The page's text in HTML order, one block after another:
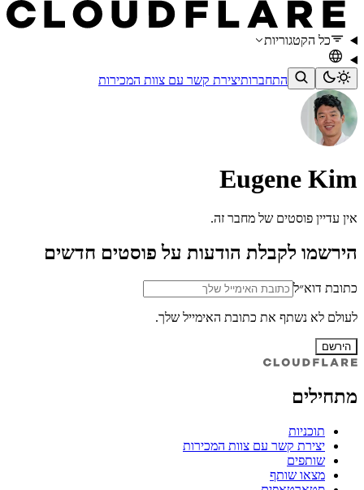
כל הקטגוריות
התחברותיצירת קשר עם צוות המכירות
Eugene Kim
אין עדיין פוסטים של מחבר זה.
הירשמו לקבלת הודעות על פוסטים חדשים
כתובת דוא״ל
לעולם לא נשתף את כתובת האימייל שלך.
הירשם
מתחילים
תוכניות
יצירת קשר עם צוות המכירות
שותפים
מצאו שותף